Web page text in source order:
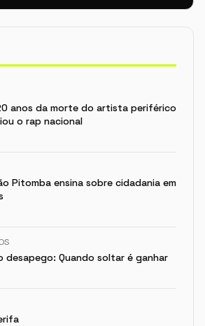
anos da morte do artista periférico
o rap nacional
Pitomba ensina sobre cidadania em
desapego: Quando soltar é ganhar